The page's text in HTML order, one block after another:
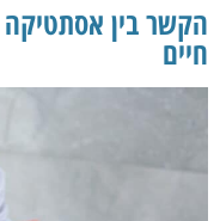
הקשר בין אסתטיקה
חיים